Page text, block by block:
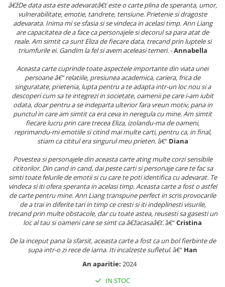
Teens Book Club
Umor
Birotica & Papetarie
Adezivi si benzi adezive
Articole Birotica
Accesorii Arhivare
Calculator
Hartie si Accesorii
Instrumente de scris
Organizare si Arhivare
Articole scolare
Arta
Caiete si Carnetele scolare
Coperti, Mape, Etichete
Ghiozdane si Penare scolare
Instrumente si Truse Geometrie
â€žDe data asta este adevaratâ€ť este o carte plina de speranta, umor,
vulnerabilitate, emotie, tandrete, tensiune. Prietenie si dragoste
adevarata. Inima mi se sfasia si se vindeca in acelasi timp. Ann Liang
are capacitatea de a face ca personajele si decorul sa para atat de
reale. Am simtit ca sunt Eliza de fiecare data, trecand prin luptele si
triumfurile ei. Gandim la fel si avem aceleasi temeri.-Annabella
Aceasta carte cuprinde toate aspectele importante din viata unei
persoane â€“ relatiile, presiunea academica, cariera, frica de
singuratate, prietenia, lupta pentru a te adapta intr-un loc nou si a
descoperi cum sa te integrezi in societate, oamenii pe care i-am iubit
odata, doar pentru a se indeparta ulterior fara vreun motiv, pana in
punctul in care am simtit ca era ceva in neregula cu mine. Am simtit
fiecare lucru prin care trecea Eliza, izolandu-ma de oameni,
reprimandu-mi emotiile si citind mai multe carti, pentru ca, in final,
stiam ca cititul era singurul meu prieten.â€“ Diana
Povestea si personajele din aceasta carte ating multe corzi sensibile
cititorilor. Din cand in cand, dai peste carti si personaje care te fac sa
simti toate felurile de emotii si cu care te poti identifica cu adevarat. Te
vindeca si iti ofera speranta in acelasi timp. Aceasta carte a fost o astfel
de carte pentru mine. Ann Liang transpune perfect in scris provocarile
de a trai in diferite tari in timp ce cresti si iti indeplinesti visurile,
trecand prin multe obstacole, dar cu toate astea, reusesti sa gasesti un
loc al tau si oameni care se simt ca â€žacasaâ€ť.â€“Cristina
De la inceput pana la sfarsit, aceasta carte a fost ca un bol fierbinte de
supa intr-o zi rece de iarna. Iti incalzeste sufletul.â€“ Han
An aparitie: 2024
IN STOC